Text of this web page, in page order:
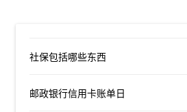
社保包括哪些东西
邮政银行信用卡账单日